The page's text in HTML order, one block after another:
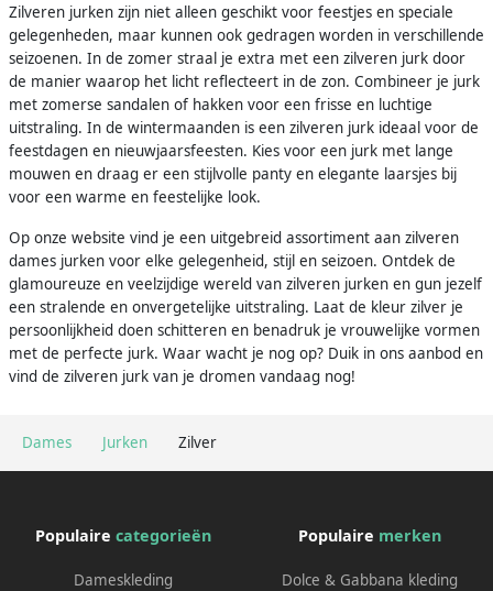
Dames Jurken Zilver
Zilveren jurken zijn niet alleen geschikt voor feestjes en speciale
gelegenheden, maar kunnen ook gedragen worden in verschillende
seizoenen. In de zomer straal je extra met een zilveren jurk door
de manier waarop het licht reflecteert in de zon. Combineer je jurk
met zomerse sandalen of hakken voor een frisse en luchtige
uitstraling. In de wintermaanden is een zilveren jurk ideaal voor de
feestdagen en nieuwjaarsfeesten. Kies voor een jurk met lange
mouwen en draag er een stijlvolle panty en elegante laarsjes bij
voor een warme en feestelijke look.
Op onze website vind je een uitgebreid assortiment aan zilveren
dames jurken voor elke gelegenheid, stijl en seizoen. Ontdek de
glamoureuze en veelzijdige wereld van zilveren jurken en gun jezelf
een stralende en onvergetelijke uitstraling. Laat de kleur zilver je
persoonlijkheid doen schitteren en benadruk je vrouwelijke vormen
met de perfecte jurk. Waar wacht je nog op? Duik in ons aanbod en
vind de zilveren jurk van je dromen vandaag nog!
Populaire categorieën
Dameskleding
Populaire merken
Dolce & Gabbana kleding